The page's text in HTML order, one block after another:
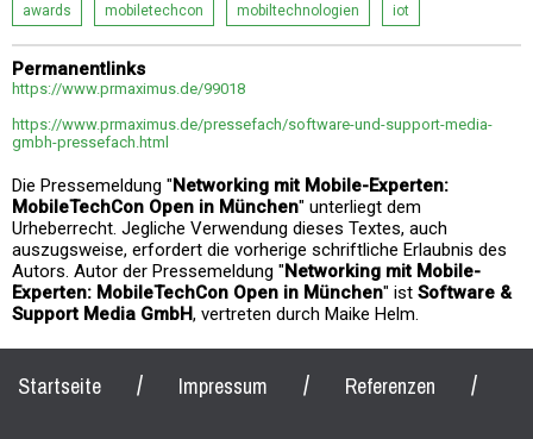
awards mobiletechcon mobiltechnologien iot
Permanentlinks
https://www.prmaximus.de/99018
https://www.prmaximus.de/pressefach/software-und-support-media-
gmbh-pressefach.html
Die Pressemeldung "Networking mit Mobile-Experten:
MobileTechCon Open in München" unterliegt dem
Urheberrecht. Jegliche Verwendung dieses Textes, auch
auszugsweise, erfordert die vorherige schriftliche Erlaubnis des
Autors. Autor der Pressemeldung "Networking mit Mobile-
Experten: MobileTechCon Open in München" ist Software &
Support Media GmbH, vertreten durch Maike Helm.
Startseite / Impressum / Referenzen
/